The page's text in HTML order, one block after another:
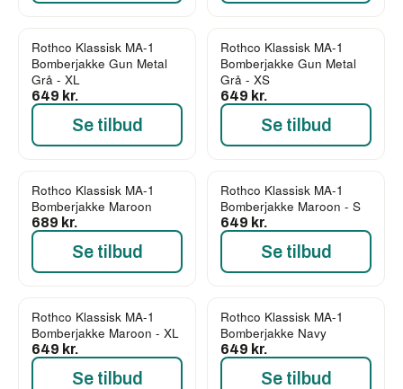
Rothco Klassisk MA-1
Bomberjakke Gun Metal
Grå - XL
649 kr.
Se tilbud
Rothco Klassisk MA-1
Bomberjakke Gun Metal
Grå - XS
649 kr.
Se tilbud
Rothco Klassisk MA-1
Bomberjakke Maroon
689 kr.
Se tilbud
Rothco Klassisk MA-1
Bomberjakke Maroon - S
649 kr.
Se tilbud
Rothco Klassisk MA-1
Bomberjakke Maroon - XL
649 kr.
Se tilbud
Rothco Klassisk MA-1
Bomberjakke Navy
649 kr.
Se tilbud